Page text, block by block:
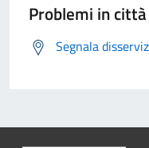
Problemi in città
Segnala